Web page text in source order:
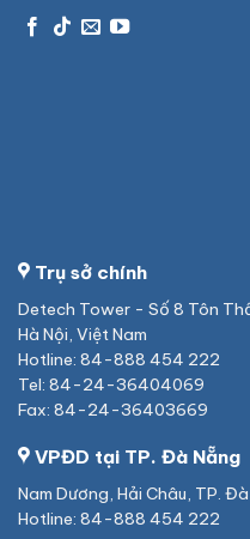
Trụ sở chính
Detech Tower - Số 8 Tôn
Hà Nội, Việt Nam
Hotline: 84-888 454 222
Tel: 84-24-36404069
Fax: 84-24-36403669
VPĐD tại TP. Đà Nẵng
Nam Dương, Hải Châu, TP.
Hotline: 84-888 454 222